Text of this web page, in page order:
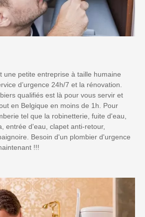
une petite entreprise à taille humaine
d’urgence 24h/7 et la rénovation.
qualifiés est là pour vous servir et
en Belgique en moins de 1h. Pour
tel que la robinetterie, fuite d'eau,
entrée d'eau, clapet anti-retour,
Besoin d'un plombier d'urgence
!!!